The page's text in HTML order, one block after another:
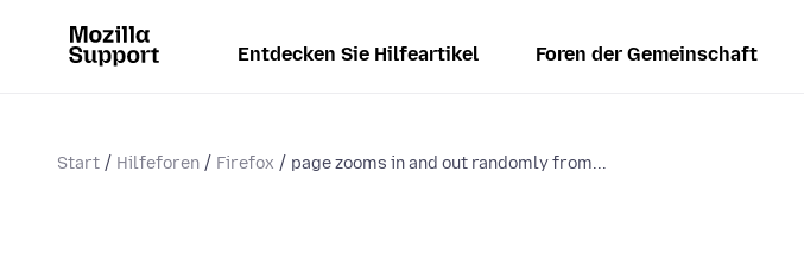
Entdecken Sie Hilfeartikel Foren der Gemeinschaft
Start Hilfeforen Firefox page zooms in and out randomly from...